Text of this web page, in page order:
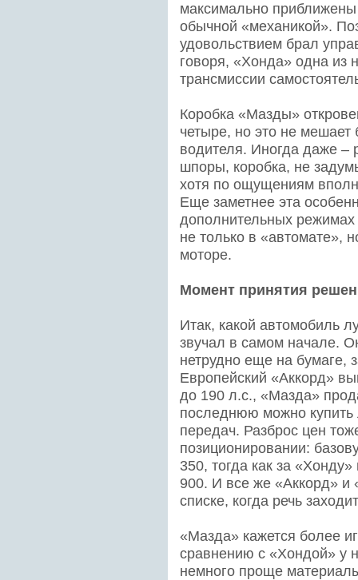
максимально приближены
обычной «механикой».
удовольствием брал
говоря, «Хонда» одна из
трансмиссии
Коробка «Мазды»
четыре, но это не мешает
водителя. Иногда даже –
шпоры, коробка, не
хотя по ощущениям
Еще заметнее эта
дополнительных режимах
не только в «автомате»,
моторе.
Момент принятия
Итак, какой автомобиль
звучал в самом начале.
нетрудно еще на бумаге,
Европейский «Аккорд»
до 190 л.с., «Мазда»
последнюю можно купить
передач. Разброс цен
позиционировании:
350, тогда как за
900. И все же «Аккорд» и
списке, когда речь
«Мазда» кажется более
сравнению с «Хондой» у
немного проще